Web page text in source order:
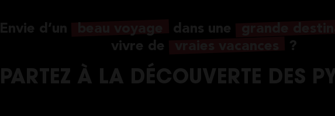
Envie d’un beau voyage dans une grande
vivre de
vraies vacances ?
PARTEZ À LA DÉCOUVERTE DES